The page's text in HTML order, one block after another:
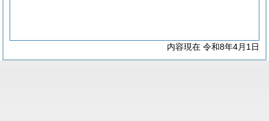
内容現在 令和8年4月1日